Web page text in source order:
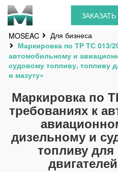
MOSEAC
Для бизнеса
Маркировка по ТР ТС 013/
автомобильному и
судовому топливу, топливу
и мазуту»
Маркировка по
требованиях к
дизельному и
топливу